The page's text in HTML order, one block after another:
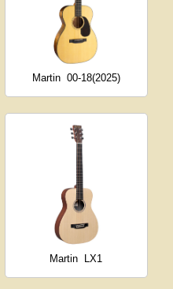
Martin 00-18(2025)
Martin LX1